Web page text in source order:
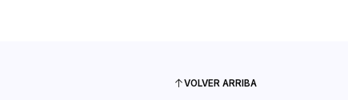
VOLVER ARRIBA